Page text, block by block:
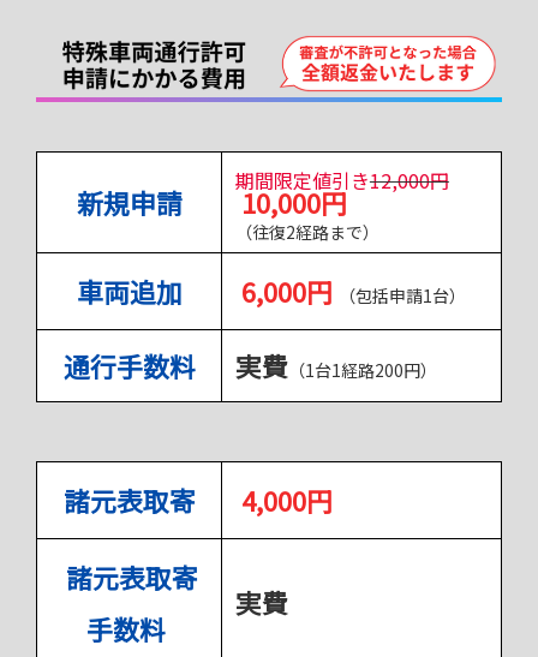
新規申請
期間限定値引き12,000円
10,000円
（往復2経路まで）
車両追加 6,000円 （包括申請1台）
通行手数料 実費（1台1経路200円）
諸元表取寄 4,000円
諸元表取寄
手数料
実費